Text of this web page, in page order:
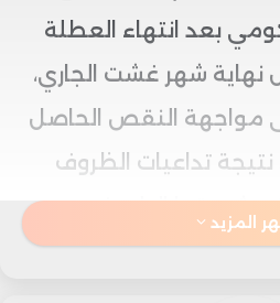
بعد انتهاء العطلة
نهاية شهر غشت الجاري،
مواجهة النقص الحاصل
تداعيات الظروف
شهدتها البلاد في
أثرت سلباً على الثروة
المزيد